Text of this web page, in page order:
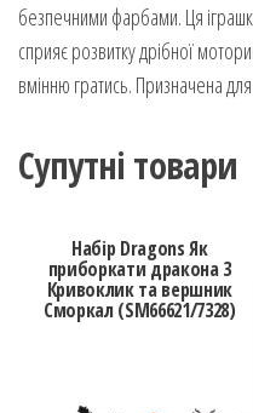
безпечними фарбами. Ця
сприяє розвитку дрібної
вмінню гратись. Призначена
Супутні товари
Набір Dragons Як
приборкати дракона 3
Кривоклик та вершник
Сморкал (SM66621/7328)